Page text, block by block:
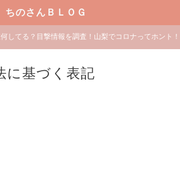
ちのさんＢＬＯＧ
何してる？目撃情報を調査！山梨でコロナってホント
に基づく表記